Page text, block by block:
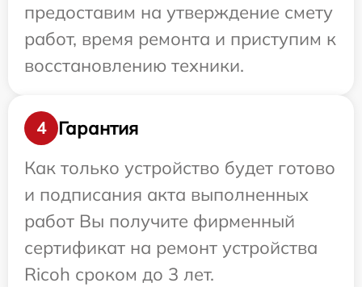
предоставим на утверждение смету
работ, время ремонта и приступим к
восстановлению техники.
4
Гарантия
Как только устройство будет готово
и подписания акта выполненных
работ Вы получите фирменный
сертификат на ремонт устройства
Ricoh сроком до 3 лет.